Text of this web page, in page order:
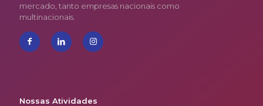
mercado, tanto empresas nacionais como
multinacionais.
Nossas Atividades